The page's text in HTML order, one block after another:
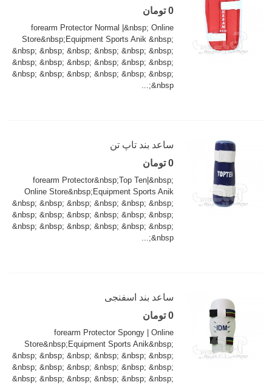
0 تومان
forearm Protector Normal |&nbsp; Online
Store&nbsp;Equipment Sports Anik &nbsp;
&nbsp; &nbsp; &nbsp; &nbsp; &nbsp; &nbsp;
&nbsp; &nbsp; &nbsp; &nbsp; &nbsp; &nbsp;
&nbsp; &nbsp; &nbsp; &nbsp; &nbsp; &nbsp;
&nbsp;...
ساعد بند تاپ تن
0 تومان
forearm Protector&nbsp;Top Ten|&nbsp;
Online Store&nbsp;Equipment Sports Anik
&nbsp; &nbsp; &nbsp; &nbsp; &nbsp; &nbsp;
&nbsp; &nbsp; &nbsp; &nbsp; &nbsp; &nbsp;
&nbsp; &nbsp; &nbsp; &nbsp; &nbsp; &nbsp;
&nbsp;...
ساعد بند اسفنجی
0 تومان
forearm Protector Spongy | Online
Store&nbsp;Equipment Sports Anik&nbsp;
&nbsp; &nbsp; &nbsp; &nbsp; &nbsp; &nbsp;
&nbsp; &nbsp; &nbsp; &nbsp; &nbsp; &nbsp;
&nbsp; &nbsp; &nbsp; &nbsp; &nbsp; &nbsp;